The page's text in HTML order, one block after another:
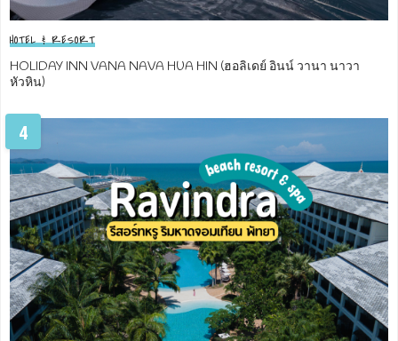
HOTEL & RESORT
HOLIDAY INN VANA NAVA HUA HIN (ฮอลิเดย์ อินน์ วานา นาวา
หัวหิน)
4